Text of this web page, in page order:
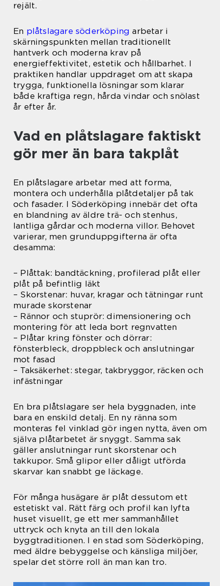
rejält.
En plåtslagare söderköping arbetar i
skärningspunkten mellan traditionellt
hantverk och moderna krav på
energieffektivitet, estetik och hållbarhet. I
praktiken handlar uppdraget om att skapa
trygga, funktionella lösningar som klarar
både kraftiga regn, hårda vindar och snölast
år efter år.
Vad en plåtslagare faktiskt
gör mer än bara takplåt
En plåtslagare arbetar med att forma,
montera och underhålla plåtdetaljer på tak
och fasader. I Söderköping innebär det ofta
en blandning av äldre trä- och stenhus,
lantliga gårdar och moderna villor. Behovet
varierar, men grunduppgifterna är ofta
desamma:
– Plåttak: bandtäckning, profilerad plåt eller
plåt på befintlig läkt
– Skorstenar: huvar, kragar och tätningar runt
murade skorstenar
– Rännor och stuprör: dimensionering och
montering för att leda bort regnvatten
– Plåtar kring fönster och dörrar:
fönsterbleck, droppbleck och anslutningar
mot fasad
– Taksäkerhet: stegar, takbryggor, räcken och
infästningar
En bra plåtslagare ser hela byggnaden, inte
bara en enskild detalj. En ny ränna som
monteras fel vinklad gör ingen nytta, även om
själva plåtarbetet är snyggt. Samma sak
gäller anslutningar runt skorstenar och
takkupor. Små glipor eller dåligt utförda
skarvar kan snabbt ge läckage.
För många husägare är plåt dessutom ett
estetiskt val. Rätt färg och profil kan lyfta
huset visuellt, ge ett mer sammanhållet
uttryck och knyta an till den lokala
byggtraditionen. I en stad som Söderköping,
med äldre bebyggelse och känsliga miljöer,
spelar det större roll än man kan tro.